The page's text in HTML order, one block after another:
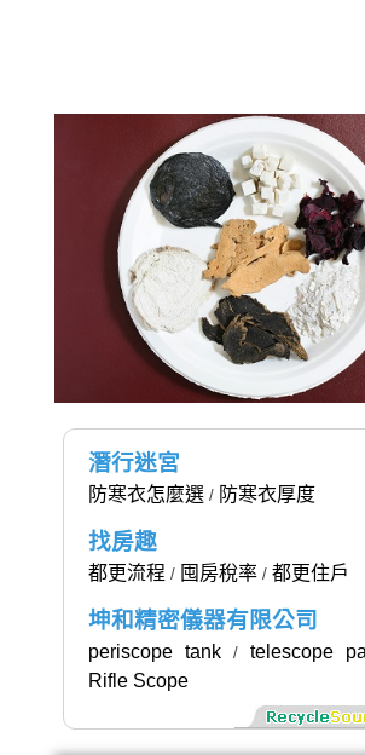
潛行迷宮
防寒衣怎麼選/ 防寒衣厚度
找房趣
都更流程 / 囤房稅率/ 都更住戶
坤和精密儀器有限公司
periscope tank/telescope
Rifle Scope